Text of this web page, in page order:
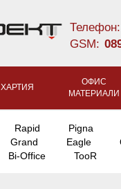
Телефон:
GSM:
ХАРТИЯ
ОФИС
МАТЕРИАЛИ
Rapid Pigna
Grand Eagle
Bi-Office TooR